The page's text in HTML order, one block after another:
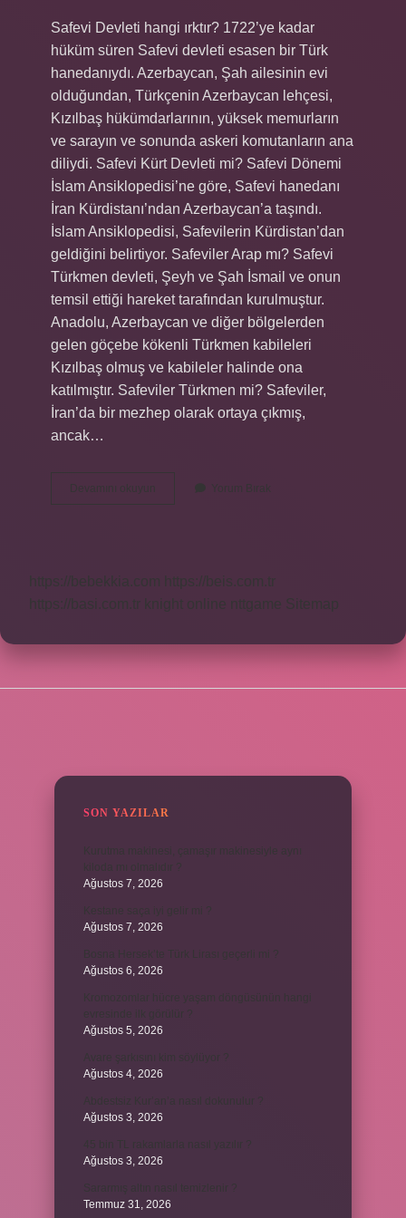
Safevi Devleti hangi ırktır? 1722’ye kadar
hüküm süren Safevi devleti esasen bir Türk
hanedanıydı. Azerbaycan, Şah ailesinin evi
olduğundan, Türkçenin Azerbaycan lehçesi,
Kızılbaş hükümdarlarının, yüksek memurların
ve sarayın ve sonunda askeri komutanların ana
diliydi. Safevi Kürt Devleti mi? Safevi Dönemi
İslam Ansiklopedisi’ne göre, Safevi hanedanı
İran Kürdistanı’ndan Azerbaycan’a taşındı.
İslam Ansiklopedisi, Safevilerin Kürdistan’dan
geldiğini belirtiyor. Safeviler Arap mı? Safevi
Türkmen devleti, Şeyh ve Şah İsmail ve onun
temsil ettiği hareket tarafından kurulmuştur.
Anadolu, Azerbaycan ve diğer bölgelerden
gelen göçebe kökenli Türkmen kabileleri
Kızılbaş olmuş ve kabileler halinde ona
katılmıştır. Safeviler Türkmen mi? Safeviler,
İran’da bir mezhep olarak ortaya çıkmış,
ancak…
Devamını okuyun
Safeviler
Kimin
Yorum Bırak
https://bebekkia.com
https://beis.com.tr
https://basi.com.tr
knight online nttgame Sitemap
SON YAZILAR
Ağustos 7, 2026
Ağustos 7, 2026
Ağustos 6, 2026
Ağustos 5, 2026
Ağustos 4, 2026
Ağustos 3, 2026
Ağustos 3, 2026
Temmuz 31, 2026